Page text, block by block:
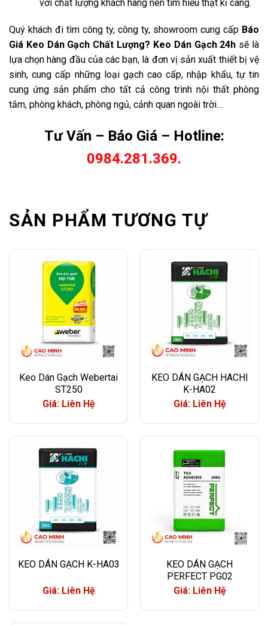
với chất lượng khách hàng nên tìm hiểu thật kĩ càng.
Quý khách đi tìm công ty, công ty, showroom cung cấp Báo
Giá Keo Dán Gạch Chất Lượng? Keo Dán Gạch 24h sẽ là
lựa chọn hàng đầu của các bạn, là đơn vị sản xuất thiết bị vệ
sinh, cung cấp những loại gạch cao cấp, nhập khẩu, tự tin
cung ứng sản phẩm cho tất cả công trình nội thất phòng
tắm, phòng khách, phòng ngủ, cảnh quan ngoài trời…
Tư Vấn – Báo Giá – Hotline:
0984.281.369.
SẢN PHẨM TƯƠNG TỰ
Keo Dán Gạch Webertai
ST250
Giá: Liên Hệ
KEO DÁN GẠCH HACHI
K-HA02
Giá: Liên Hệ
KEO DÁN GẠCH K-HA03
Giá: Liên Hệ
KEO DÁN GẠCH
PERFECT PG02
Giá: Liên Hệ